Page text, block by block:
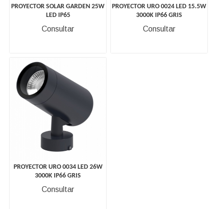
PROYECTOR SOLAR GARDEN 25W
LED IP65
Consultar
PROYECTOR URO 0024 LED 15.5W
3000K IP66 GRIS
Consultar
PROYECTOR URO 0034 LED 26W
3000K IP66 GRIS
Consultar